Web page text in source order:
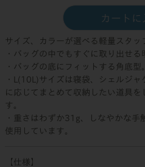
カートに
サイズ、カラーが選べる軽量スタッ
・バッグの中でもすぐに取り出せる
・バッグの底にフィットする角底型。
・L(10L)サイズは寝袋、シェルジ
に応じてまとめて収納したい道具
す。
・重さはわずか31g、しなやかな手
使用しています。
【仕様】